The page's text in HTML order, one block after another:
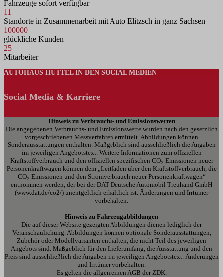
Fahrzeuge sofort verfügbar
11
Standorte in Zusammenarbeit mit Auto Elitzsch in ganz Sachsen
100000
glückliche Kunden
25
Mitarbeiter
AUTOHAUS HÜTTEL IN DEN SOCIAL MEDIEN
Social Media & Karriere
Hinweis zu Verbrauchs- und Emissionswerten
Die angegebenen Verbrauchs- und Emissionswerte wurden nach den gesetzlich
vorgeschriebenen Messverfahren ermittelt. Abbildungen können
Sonderausstattungen enthalten. Maßgeblich sind ausschließlich die Angaben
im jeweiligen Angebotstext. Weitere Informationen zum offiziellen
Kraftstoffverbrauch und den offiziellen spezifischen CO₂-Emissionen neuer
Personenkraftwagen können dem „Leitfaden über den Kraftstoffverbrauch, die
CO₂-Emissionen und den Stromverbrauch neuer Personenkraftwagen“
entnommen werden, der bei der DAT Deutsche Automobil Treuhand GmbH
(www.dat.de/co2/) unentgeltlich erhältlich ist. Änderungen und Irrtümer
vorbehalten.
Hinweis zu Fahrzeugabbildungen
Die auf dieser Website gezeigten Abbildungen dienen lediglich der
Veranschaulichung. Abbildungen können optionale Sonderausstattungen,
Zubehör oder Modellvarianten enthalten, die nicht Teil des jeweiligen
Angebots sind. Maßgeblich für den Lieferumfang, die Ausstattung und den
Preis sind ausschließlich die Angaben im jeweiligen Angebotstext. Änderungen
und Irrtümer vorbehalten.
Es gelten die allgemeinen AGB der ZDK.